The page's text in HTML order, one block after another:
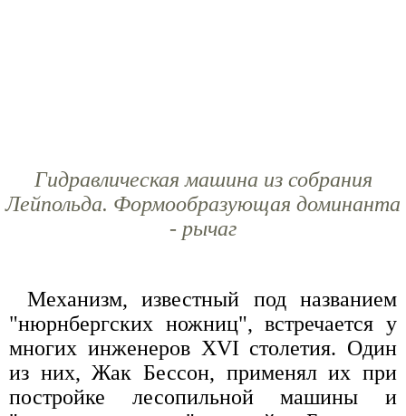
Гидравлическая машина из собрания
Лейпольда. Формообразующая доминанта
- рычаг
Механизм, известный под названием
"нюрнбергских ножниц", встречается у
многих инженеров XVI столетия. Один
из них, Жак Бессон, применял их при
постройке лесопильной машины и